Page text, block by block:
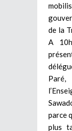
de la
A
parce
plus